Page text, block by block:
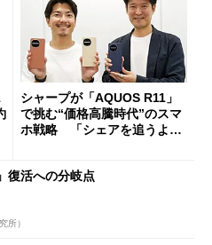
シャープが「AQUOS R11」
で挑む“価格高騰時代”のスマ
ホ戦略 「シェアを追うより
復活への分岐点
所）